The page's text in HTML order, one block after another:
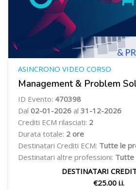
Management & Problem
ASINCRONO VIDEO CORSO
ID Evento: 470398
Dal 02-01-2026 al 31-12-2026
Crediti ECM rilasciati: 2
Durata totale: 2 ore
Destinatari Crediti ECM: Tutte le
Destinatari altre professioni: Tutte
DESTINATARI
€25.00 i.i.